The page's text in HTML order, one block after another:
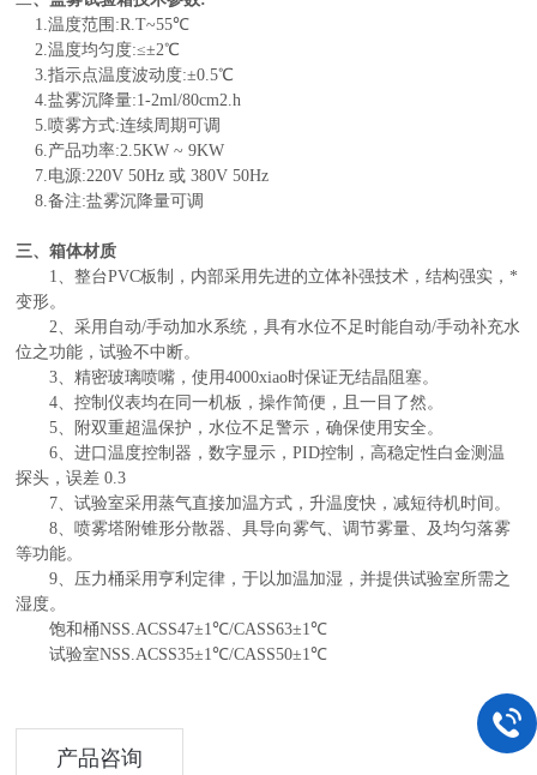
1.温度范围 :R.T~55℃
2.温度均匀度:≤±2℃
3.指示点温度波动度:±0.5℃
4.盐雾沉降量:1-2ml/80cm2.h
5.喷雾方式:连续周期可调
6.产品功率:2.5KW ~ 9KW
7.电源:220V 50Hz或 380V 50Hz
8.备注:盐雾沉降量可调
三、箱体材质
1、整台PVC板制，内部采用先进的立体补强技术，结构强实，*
变形。
2、采用自动/手动加水系统，具有水位不足时能自动/手动补充水
位之功能，试验不中断。
3、精密玻璃喷嘴，使用4000xiao时保证无结晶阻塞。
4、控制仪表均在同一机板，操作简便，且一目了然。
5、附双重超温保护，水位不足警示，确保使用安全。
6、进口温度控制器，数字显示，PID控制，高稳定性白金测温
探头，误差 0.3
7、试验室采用蒸气直接加温方式，升温度快，减短待机时间。
8、喷雾塔附锥形分散器、具导向雾气、调节雾量、及均匀落雾
等功能。
9、压力桶采用亨利定律，于以加温加湿，并提供试验室所需之
湿度。
饱和桶NSS.ACSS47±1℃/CASS63±1℃
试验室NSS.ACSS35±1℃/CASS50±1℃
产品咨询